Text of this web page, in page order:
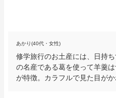
あかり(40代・女性)
修学旅行のお土産には、日持
の名産である葛を使って羊羹
が特徴。カラフルで見た目がか